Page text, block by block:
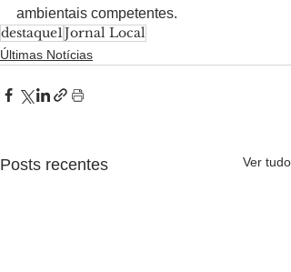
ambientais competentes.
destaque1 Jornal Local
Últimas Notícias
Posts recentes Ver tudo